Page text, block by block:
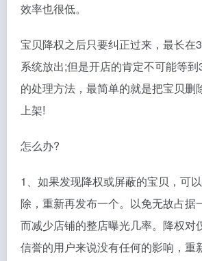
效率也很低。
宝贝降权之后只要纠正过来，最长在
系统放出;但是开店的肯定不可能等
的处理方法，最简单的就是把宝贝删
上架!
怎么办?
1、如果发现降权或屏蔽的宝贝，可
除，重新再发布一个。以免无故占据
而减少店铺的整店曝光几率。降权对
信誉的用户来说没有任何的影响，重